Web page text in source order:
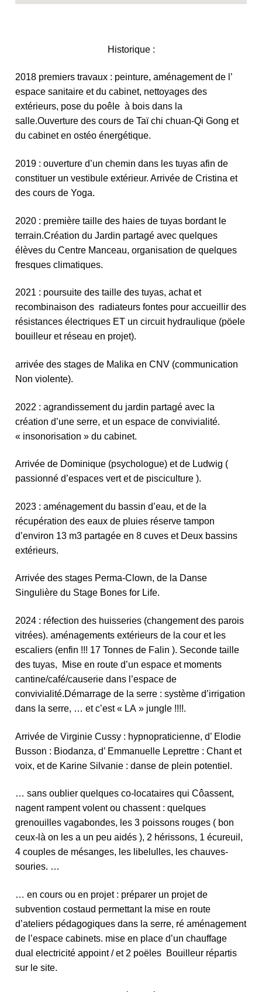
Historique :
2018 premiers travaux : peinture, aménagement de l’
espace sanitaire et du cabinet, nettoyages des
extérieurs, pose du poêle à bois dans la
salle.Ouverture des cours de Taï chi chuan-Qi Gong et
du cabinet en ostéo énergétique.
2019 : ouverture d’un chemin dans les tuyas afin de
constituer un vestibule extérieur. Arrivée de Cristina et
des cours de Yoga.
2020 : première taille des haies de tuyas bordant le
terrain.Création du Jardin partagé avec quelques
élèves du Centre Manceau, organisation de quelques
fresques climatiques.
2021 : poursuite des taille des tuyas, achat et
recombinaison des radiateurs fontes pour accueillir des
résistances électriques ET un circuit hydraulique (pöele
bouilleur et réseau en projet).
arrivée des stages de Malika en CNV (communication
Non violente).
2022 : agrandissement du jardin partagé avec la
création d’une serre, et un espace de convivialité.
« insonorisation » du cabinet.
Arrivée de Dominique (psychologue) et de Ludwig (
passionné d’espaces vert et de pisciculture ).
2023 : aménagement du bassin d’eau, et de la
récupération des eaux de pluies réserve tampon
d’environ 13 m3 partagée en 8 cuves et Deux bassins
extérieurs.
Arrivée des stages Perma-Clown, de la Danse
Singulière du Stage Bones for Life.
2024 : réfection des huisseries (changement des parois
vitrées). aménagements extérieurs de la cour et les
escaliers (enfin !!! 17 Tonnes de Falin ). Seconde taille
des tuyas,
Mise en route d’un espace et moments
cantine/café/causerie dans l’espace de
convivialité.Démarrage de la serre : système d’irrigation
dans la serre, … et c’est « LA » jungle !!!!.
Arrivée de Virginie Cussy : hypnopraticienne, d’ Elodie
Busson : Biodanza, d’ Emmanuelle Leprettre : Chant et
voix, et de Karine Silvanie : danse de plein potentiel.
… sans oublier quelques co-locataires qui Côassent,
nagent rampent volent ou chassent : quelques
grenouilles vagabondes, les 3 poissons rouges ( bon
ceux-là on les a un peu aidés ), 2 hérissons, 1 écureuil,
4 couples de mésanges, les libelulles, les chauves-
souries. …
… en cours ou en projet : préparer un projet de
subvention costaud permettant la mise en route
d’ateliers pédagogiques dans la serre, ré aménagement
de l’espace cabinets. mise en place d’un chauffage
dual electricité appoint / et 2 poëles Bouilleur répartis
sur le site.